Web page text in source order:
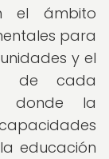
el ámbito
para
y el
de cada
donde la
educación